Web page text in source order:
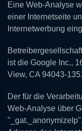
Eine Web-Analyse
einer Internetseite
Internetwerbung
ist die Google Inc.,
View, CA 94043-
Der für die
Web-Analyse über